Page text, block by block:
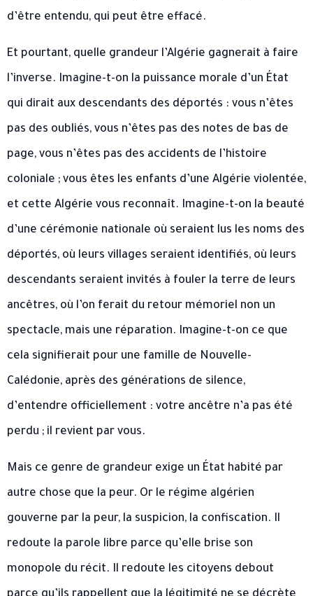
d’être entendu, qui peut être effacé.
Et pourtant, quelle grandeur l’Algérie gagnerait à faire
l’inverse. Imagine-t-on la puissance morale d’un État
qui dirait aux descendants des déportés : vous n’êtes
pas des oubliés, vous n’êtes pas des notes de bas de
page, vous n’êtes pas des accidents de l’histoire
coloniale ; vous êtes les enfants d’une Algérie violentée,
et cette Algérie vous reconnaît. Imagine-t-on la beauté
d’une cérémonie nationale où seraient lus les noms des
déportés, où leurs villages seraient identifiés, où leurs
descendants seraient invités à fouler la terre de leurs
ancêtres, où l’on ferait du retour mémoriel non un
spectacle, mais une réparation. Imagine-t-on ce que
cela signifierait pour une famille de Nouvelle-
Calédonie, après des générations de silence,
d’entendre officiellement : votre ancêtre n’a pas été
perdu ; il revient par vous.
Mais ce genre de grandeur exige un État habité par
autre chose que la peur. Or le régime algérien
gouverne par la peur, la suspicion, la confiscation. Il
redoute la parole libre parce qu’elle brise son
monopole du récit. Il redoute les citoyens debout